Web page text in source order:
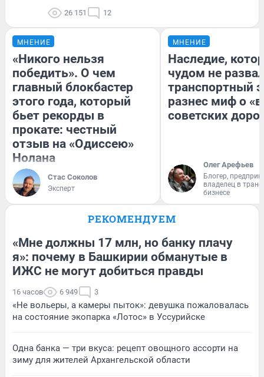
26 151 12
МНЕНИЕ
«Никого нельзя
победить». О чем
главный блокбастер
этого года, который
бьет рекорды в
прокате: честный
отзыв на «Одиссею»
Нолана
Стас Соколов
Эксперт
МНЕНИЕ
Наследие,
чудом не
транспортный
разнес миф о
советских
Олег Арефьев
Блогер,
владелец в
бизнесе
РЕКОМЕНДУЕМ
«Мне должны 17 млн, но банку плачу
я»: почему в Башкирии обманутые в
ИЖС не могут добиться правды
16 часов 6 949 3
«Не вольеры, а камеры пыток»: девушка пожаловалась
на состояние экопарка «Лотос» в Уссурийске
Одна банка — три вкуса: рецепт овощного ассорти на
зиму для жителей Архангельской области